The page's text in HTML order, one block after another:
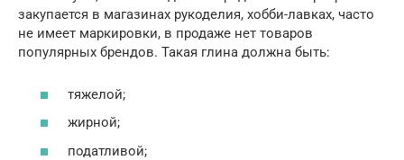
закупается в магазинах рукоделия, хобби-лавках, часто
не имеет маркировки, в продаже нет товаров
популярных брендов. Такая глина должна быть:
тяжелой;
жирной;
податливой;